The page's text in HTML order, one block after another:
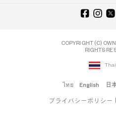
COPYRIGHT (C)
RIGHTS
ไทย English 日
プライバシーポリシー